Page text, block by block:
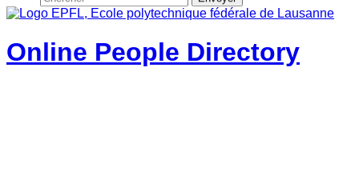
Online People Directory